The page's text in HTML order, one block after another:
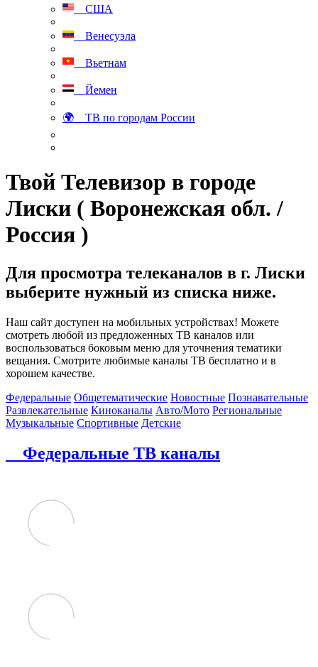
США
Венесуэла
Вьетнам
Йемен
🌍 ТВ по городам России
Твой Телевизор в городе
Лиски ( Воронежская обл. /
Россия )
Для просмотра телеканалов в г. Лиски
выберите нужный из списка ниже.
Наш сайт доступен на мобильных устройствах! Можете
смотреть любой из предложенных ТВ каналов или
воспользоваться боковым меню для уточнения тематики
вещания. Смотрите любимые каналы ТВ бесплатно и в
хорошем качестве.
Федеральные Общетематические Новостные Познавательные
Развлекательные Киноканалы Авто/Мото Региональные
Музыкальные Спортивные Детские
Федеральные ТВ каналы